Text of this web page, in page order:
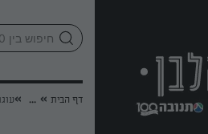
דף הבית »
...
»